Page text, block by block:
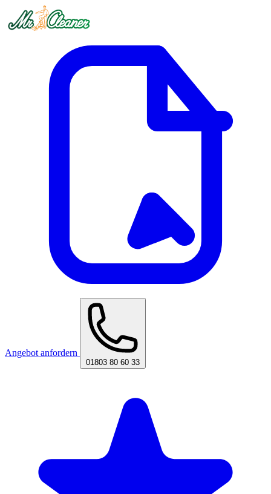
Angebot anfordern
01803 80 60 33